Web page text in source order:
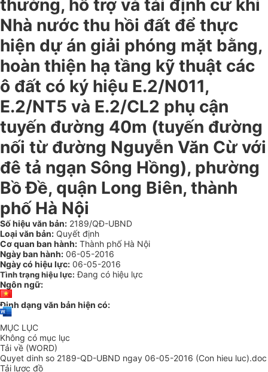
thường, hỗ trợ và tái định cư khi
Nhà nước thu hồi đất để thực
hiện dự án giải phóng mặt bằng,
hoàn thiện hạ tầng kỹ thuật các
ô đất có ký hiệu E.2/N011,
E.2/NT5 và E.2/CL2 phụ cận
tuyến đường 40m (tuyến đường
nối từ đường Nguyễn Văn Cừ với
đê tả ngạn Sông Hồng), phường
Bồ Đề, quận Long Biên, thành
phố Hà Nội
Số hiệu văn bản: 2189/QĐ-UBND
Loại văn bản: Quyết định
Cơ quan ban hành: Thành phố Hà Nội
Ngày ban hành: 06-05-2016
Ngày có hiệu lực: 06-05-2016
Tình trạng hiệu lực: Đang có hiệu lực
Ngôn ngữ:
Định dạng văn bản hiện có:
MỤC LỤC
Không có mục lục
Tải về (WORD)
Quyet dinh so 2189-QD-UBND ngay 06-05-2016 (Con hieu luc).doc
Tải lược đồ